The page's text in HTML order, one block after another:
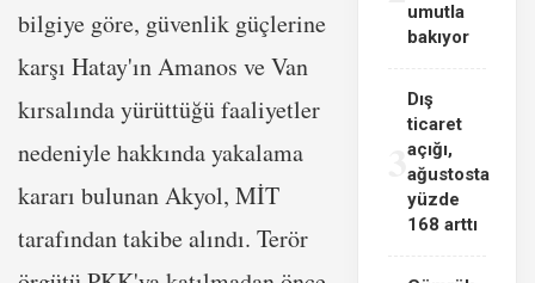
bilgiye göre, güvenlik güçlerine
karşı Hatay'ın Amanos ve Van
kırsalında yürüttüğü faaliyetler
nedeniyle hakkında yakalama
kararı bulunan Akyol, MİT
tarafından takibe alındı. Terör
umutla
bakıyor
3
Dış
ticaret
açığı,
ağustosta
yüzde
168 arttı